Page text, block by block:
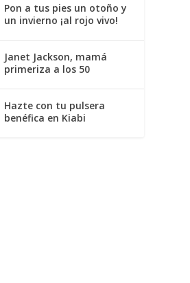
Pon a tus pies un otoño y
un invierno ¡al rojo vivo!
Janet Jackson, mamá
primeriza a los 50
Hazte con tu pulsera
benéfica en Kiabi